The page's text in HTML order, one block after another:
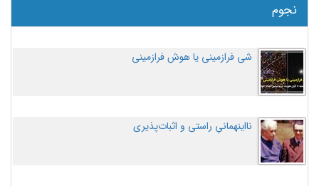
نجوم
شی فرازمینی یا هوش فرازمینی
نااینهمانیِ راستی و اثبات‌پذیری